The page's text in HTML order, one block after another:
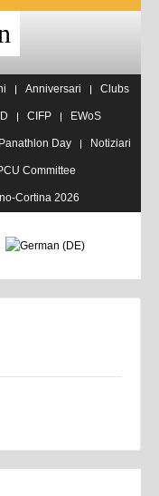
Anniversari Clubs
CIFP EWoS
Panathlon Day Notiziari
Committee
Cortina 2026